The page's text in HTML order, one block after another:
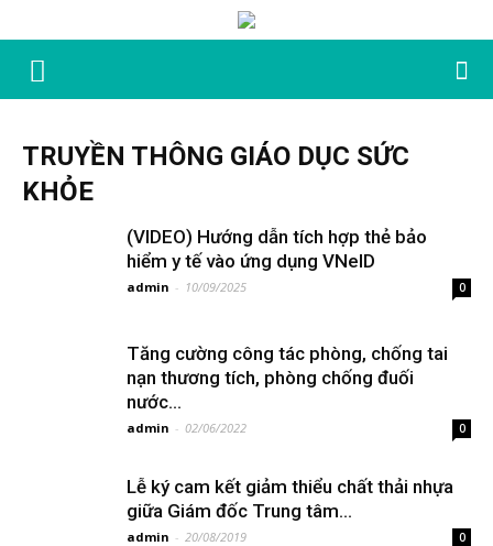
TRUYỀN THÔNG GIÁO DỤC SỨC
KHỎE
(VIDEO) Hướng dẫn tích hợp thẻ bảo
hiểm y tế vào ứng dụng VNeID
admin - 10/09/2025 0
Tăng cường công tác phòng, chống tai
nạn thương tích, phòng chống đuối
nước...
admin - 02/06/2022 0
Lễ ký cam kết giảm thiểu chất thải nhựa
giữa Giám đốc Trung tâm...
admin - 20/08/2019 0